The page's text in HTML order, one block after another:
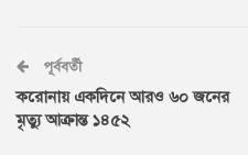
পূর্ববর্তী
করোনায় একদিনে আরও ৬০ জনের
মৃত্যু আক্রান্ত ১৪৫২